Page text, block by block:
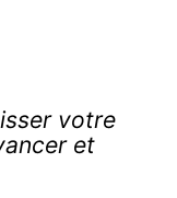
votre
et